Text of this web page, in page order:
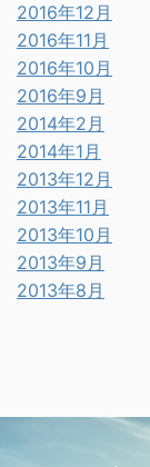
2016年12月
2016年11月
2016年10月
2016年9月
2014年2月
2014年1月
2013年12月
2013年11月
2013年10月
2013年9月
2013年8月